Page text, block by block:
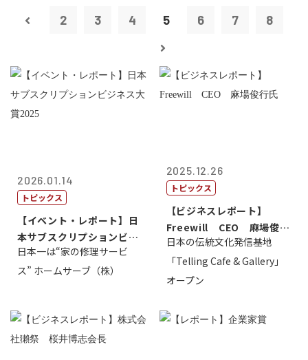
2 3 4 5 6 7 8
2026.01.14
トピックス
【イベント・レポート】日
本サブスクリプションビジ
ネス大賞20...
日本一は“家の修理サービ
ス” ホームサーブ（株）
2025.12.26
トピックス
【ビジネスレポート】
Freewill CEO 麻場俊行
氏
日本の伝統文化発信基地
「Telling Cafe & Gallery」
オープン